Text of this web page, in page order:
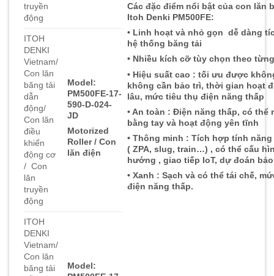
Các đặc điểm nổi bật của con lăn
Itoh Denki PM500FE:
• Linh hoạt và nhỏ gọn dễ dàng
hệ thống băng tải
• Nhiều kích cỡ tùy chọn theo
• Hiệu suất cao : tối ưu được
không cần bảo trì, thời gian hoạt
lâu, mức tiêu thụ điện năng thấp
• An toàn : Điện năng thấp, có thể
bằng tay và hoạt động yên tĩnh
• Thông minh : Tích hợp tính
( ZPA, slug, train…) , có thể cấu
hướng , giao tiếp IoT, dự đoán
• Xanh : Sạch và có thể tái chế,
điện năng thấp.
truyền
động
ITOH
DENKI
Vietnam/
Con lăn
băng tải
dẫn
động/
Con lăn
điều
khiển
động cơ
/ Con
lăn
truyền
động
Model:
PM500FE-17-
590-D-024-
JD
Motorized
Roller / Con
lăn điện
ITOH
DENKI
Vietnam/
Con lăn
băng tải
Model: